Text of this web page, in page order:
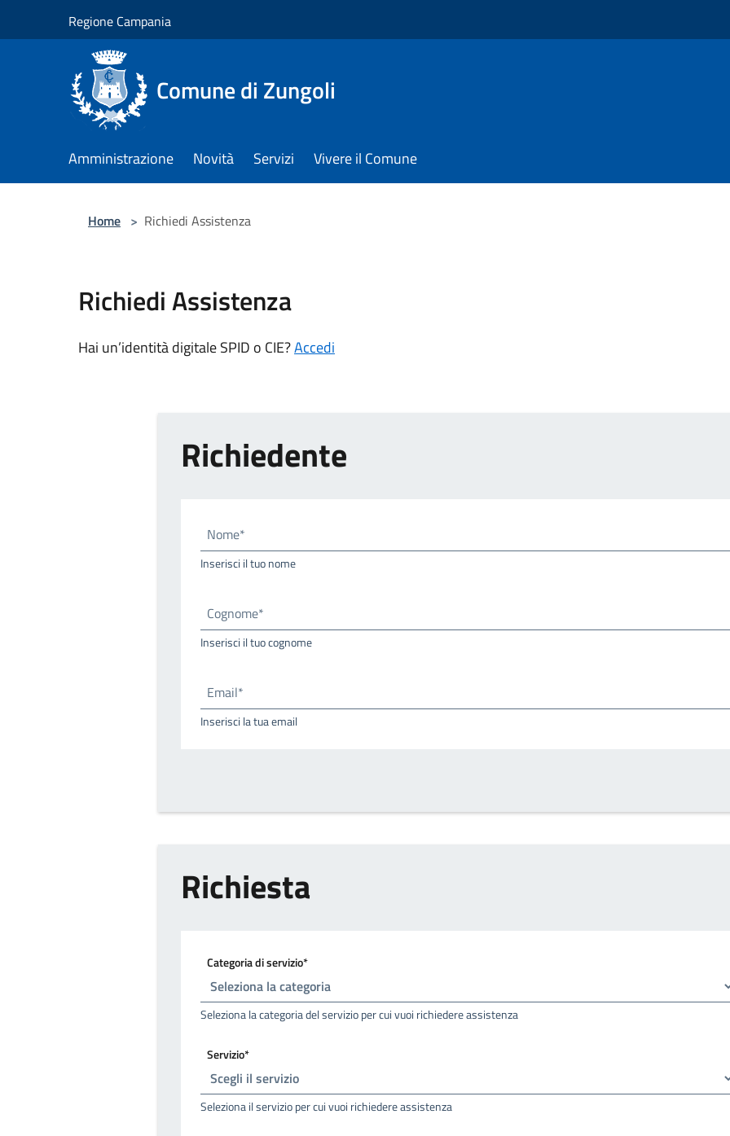
Regione Campania
Comune di Zungoli
Amministrazione Novità Servizi Vivere il Comune
Home > Richiedi Assistenza
Richiedi Assistenza
Hai un’identità digitale SPID o CIE?Accedi
Richiedente
Nome*
Inserisci il tuo nome
Cognome*
Inserisci il tuo cognome
Email*
Inserisci la tua email
Richiesta
Categoria di servizio*
Seleziona la categoria del servizio per cui vuoi richiedere assistenza
Servizio*
Seleziona il servizio per cui vuoi richiedere assistenza